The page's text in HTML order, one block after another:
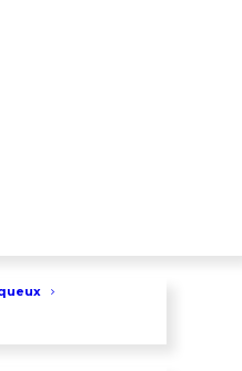
maxi : 30
h
: 60 mm
triphasé